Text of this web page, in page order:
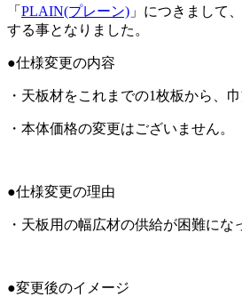
「 PLAIN(プレーン) 」につきまして
する事となりました。
●仕様変更の内容
・天板材をこれまでの1枚板から、
・本体価格の変更はございません。
●仕様変更の理由
・天板用の幅広材の供給が困難にな
●変更後のイメージ